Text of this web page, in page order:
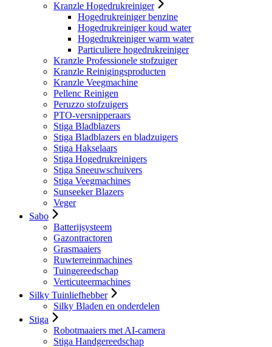
Kranzle Hogedrukreiniger
Hogedrukreiniger benzine
Hogedrukreiniger koud water
Hogedrukreiniger warm water
Particuliere hogedrukreiniger
Kranzle Professionele stofzuiger
Kranzle Reinigingsproducten
Kranzle Veegmachine
Pellenc Reinigen
Peruzzo stofzuigers
PTO-versnipperaars
Stiga Bladblazers
Stiga Bladblazers en bladzuigers
Stiga Hakselaars
Stiga Hogedrukreinigers
Stiga Sneeuwschuivers
Stiga Veegmachines
Sunseeker Blazers
Veger
Sabo
Batterijsysteem
Gazontractoren
Grasmaaiers
Ruwterreinmachines
Tuingereedschap
Verticuteermachines
Silky Tuinliefhebber
Silky Bladen en onderdelen
Stiga
Robotmaaiers met AI-camera
Stiga Handgereedschap